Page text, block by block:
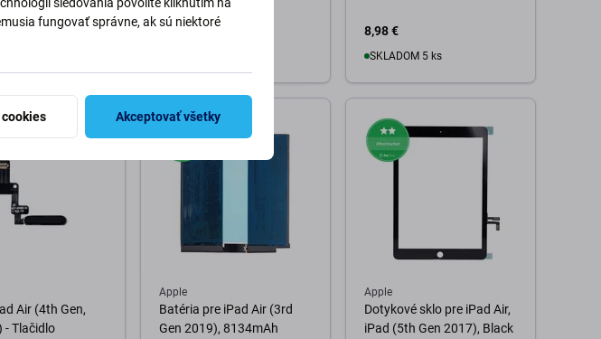
87,29 €
149,98 €
8,98 €
SKLADOM 5 ks
Air (4th Gen,
- Tlačidlo
Apple
Batéria pre iPad Air (3rd
Gen 2019), 8134mAh
Apple
Dotykové sklo pre iPad Air,
iPad (5th Gen 2017), Black
sledovania povolíte kliknutím na
fungovať správne, ak sú niektoré
Akceptovať všetky